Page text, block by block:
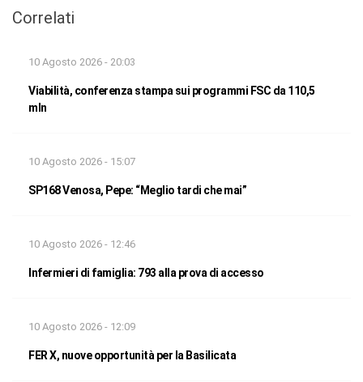
Correlati
10 Agosto 2026 - 20:03
Viabilità, conferenza stampa sui programmi FSC da 110,5
mln
10 Agosto 2026 - 15:07
SP168 Venosa, Pepe: “Meglio tardi che mai”
10 Agosto 2026 - 12:46
Infermieri di famiglia: 793 alla prova di accesso
10 Agosto 2026 - 12:09
FER X, nuove opportunità per la Basilicata